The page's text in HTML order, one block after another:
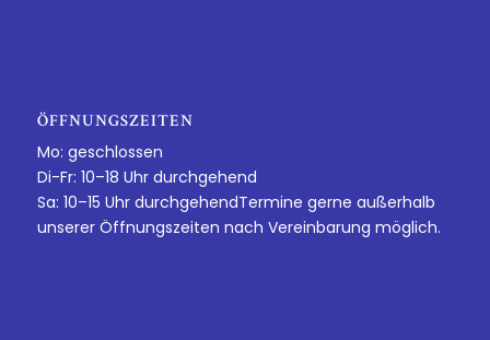
ÖFFNUNGSZEITEN
Mo: geschlossen
Di-Fr: 10–18 Uhr durchgehend
Sa: 10–15 Uhr durchgehendTermine gerne außerhalb
unserer Öffnungszeiten nach Vereinbarung möglich.